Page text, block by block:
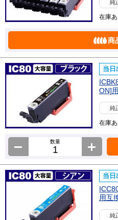
純
在庫あ
商
当日
ON]
純
在庫あ
数量
当日
用互
純